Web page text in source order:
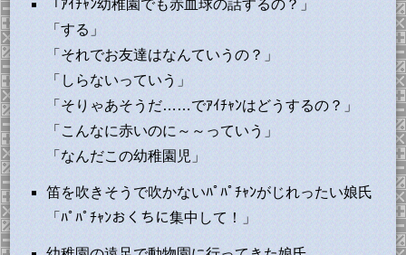
「ｱｲﾁｬﾝ幼稚園でも赤血球の話するの？」
「する」
「それでお友達はなんていうの？」
「しらないっていう」
「そりゃあそうだ……でｱｲﾁｬﾝはどうするの？」
「こんなに赤いのに～～っていう」
「なんだこの幼稚園児」
笛を吹きそうで吹かないﾊﾟﾊﾟﾁｬﾝがじれったい娘氏
「ﾊﾟﾊﾟﾁｬﾝおくちに集中して！」